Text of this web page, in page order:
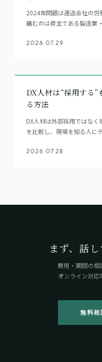
2024年問題は運送会社の労
痛むのは荷主である製造業
務経験から解説します。
2026.07.29
DX人材は“採用する”
る方法
DX人材は外部採用ではな
を比較し、現場を知る人に
2026.07.28
まず、話
費用・期間の相
オンライン対応
無料相